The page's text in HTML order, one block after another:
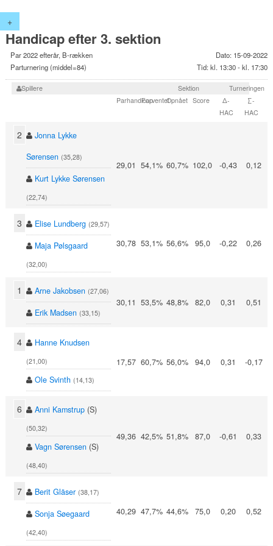
+
Handicap efter 3. sektion
Par 2022 efterår, B-rækken
Parturnering (middel=84)
Dato: 15-09-2022
Tid: kl. 13:30 - kl. 17:30
Spillere Sektion
Turneringen
ParhandicapForventetOpnået Score
Δ-
HAC
∑-
HAC
2
Jonna Lykke
Sørensen (35,28)
Kurt Lykke Sørensen
(22,74)
29,01 54,1% 60,7% 102,0 -0,43 0,12
3 Elise Lundberg (29,57)
Maja Pølsgaard
(32,00)
30,78 53,1% 56,6% 95,0 -0,22 0,26
1 Arne Jakobsen (27,06)
Erik Madsen (33,15)
30,11 53,5% 48,8% 82,0 0,31 0,51
4 Hanne Knudsen
(21,00)
Ole Svinth (14,13)
17,57 60,7% 56,0% 94,0 0,31 -0,17
6 Anni Kamstrup (S)
(50,32)
Vagn Sørensen (S)
(48,40)
49,36 42,5% 51,8% 87,0 -0,61 0,33
7 Berit Gläser (38,17)
Sonja Søegaard
(42,40)
40,29 47,7% 44,6% 75,0 0,20 0,52